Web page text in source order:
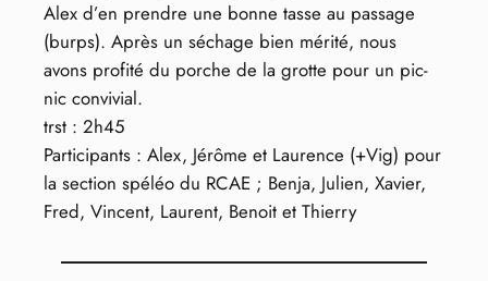
Alex d’en prendre une bonne tasse au passage
(burps). Après un séchage bien mérité, nous
avons profité du porche de la grotte pour un pic-
nic convivial.
trst : 2h45
Participants : Alex, Jérôme et Laurence (+Vig) pour
la section spéléo du RCAE ; Benja, Julien, Xavier,
Fred, Vincent, Laurent, Benoit et Thierry